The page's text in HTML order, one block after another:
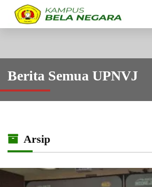
Berita Semua UPNVJ
Arsip